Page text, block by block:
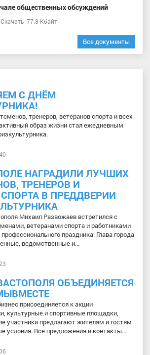
общественных обсуждений
Скачать 77.8 Кбайт
Все документы
С ДНЁМ
тренеров, ветеранов спорта и всех
образ жизни стал ежедневным
НАГРАДИЛИ ЛУЧШИХ
ТРЕНЕРОВ И
В ПРЕДДВЕРИИ
Михаил Развожаев встретился с
ветеранами спорта и работниками
праздника. Глава города
ведомственные и...
ОБЪЕДИНЯЕТСЯ
присоединяется к акции
культурные и спортивные площадки,
участники предлагают жителям и гостям
условия. Все предложения и контакты...